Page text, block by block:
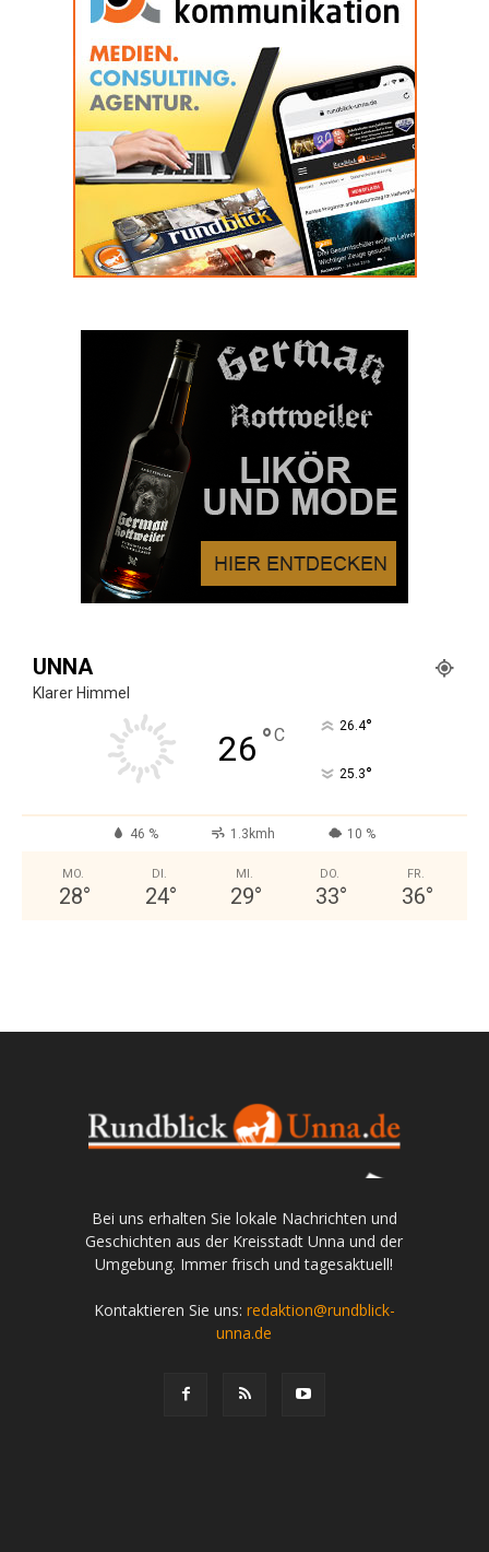
UNNA
Klarer Himmel
26 °C 26.4°
25.3°
46 % 1.3kmh 10 %
MO.
28°
DI.
24°
MI.
29°
DO.
33°
FR.
36°
Bei uns erhalten Sie lokale Nachrichten und
Geschichten aus der Kreisstadt Unna und der
Umgebung. Immer frisch und tagesaktuell!
Kontaktieren Sie uns: redaktion@rundblick-
unna.de